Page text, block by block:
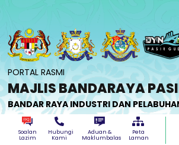
PORTAL RASMI
MAJLIS BANDARAYA
BANDAR RAYA INDUSTRI DAN
Soalan
Lazim
Hubungi
Kami
Aduan &
Maklumbalas
Peta
Laman